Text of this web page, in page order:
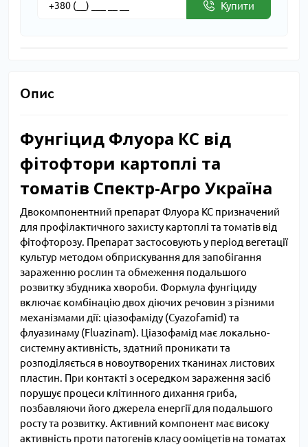
Купити
Опис
Фунгіцид Флуора КС від
фітофтори картоплі та
томатів Спектр-Агро Україна
Двокомпонентний препарат Флуора КС призначений
для профілактичного захисту картоплі та томатів від
фітофторозу. Препарат застосовують у період вегетації
культур методом обприскування для запобігання
зараженню рослин та обмеження подальшого
розвитку збудника хвороби. Формула фунгіциду
включає комбінацію двох діючих речовин з різними
механізмами дії: ціазофаміду (Cyazofamid) та
флуазинаму (Fluazinam). Ціазофамід має локально-
системну активність, здатний проникати та
розподіляється в новоутворених тканинах листових
пластин. При контакті з осередком зараження засіб
порушує процеси клітинного дихання гриба,
позбавляючи його джерела енергії для подальшого
росту та розвитку. Активний компонент має високу
активність проти патогенів класу ооміцетів на томатах